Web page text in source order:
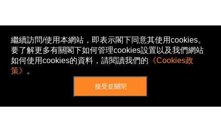
繼續訪問/使用本網站，即表示閣下同意其使用cookies。
要了解更多有關閣下如何管理cookies設置以及我們網站
如何使用cookies的資料，請閱讀我們的 《Cookies政
策》 。
接受並關閉